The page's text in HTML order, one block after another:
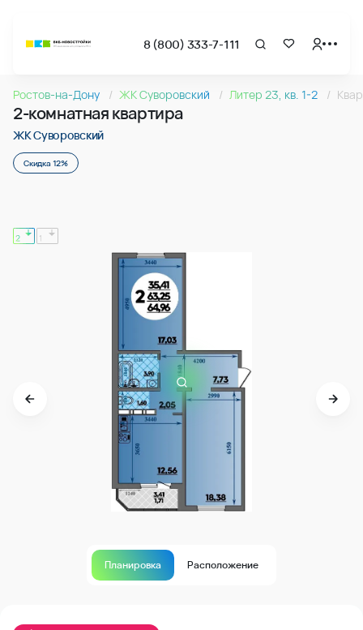
8 (800) 333-7-111
Квартира № 268 в ЖК Суворовский : подъезд 2, этаж 17,
2-комнатная квартира 64.96м2 в ЖК Суворовский,
2-комнатная квартира 64.96м2 в ЖК Суворовский,
Ростов-на-Дону ЖК Суворовский Литер 23, кв. 1-2
2-комнатная квартира
ЖК Суворовский
Скидка 12%
Планировка Расположение